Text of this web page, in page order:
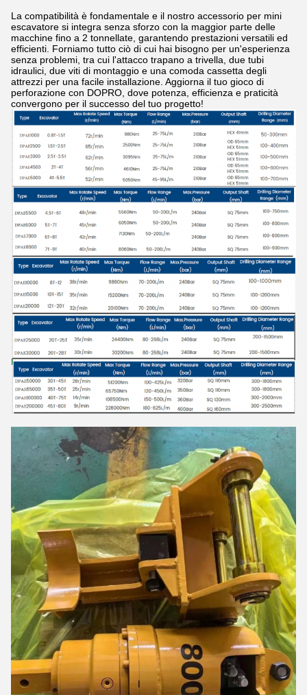
La compatibilità è fondamentale e il nostro accessorio per mini
escavatore si integra senza sforzo con la maggior parte delle
macchine fino a 2 tonnellate, garantendo prestazioni versatili ed
efficienti. Forniamo tutto ciò di cui hai bisogno per un'esperienza
senza problemi, tra cui l'attacco trapano a trivella, due tubi
idraulici, due viti di montaggio e una comoda cassetta degli
attrezzi per una facile installazione. Aggiorna il tuo gioco di
perforazione con DOPRO, dove potenza, efficienza e praticità
convergono per il successo del tuo progetto!